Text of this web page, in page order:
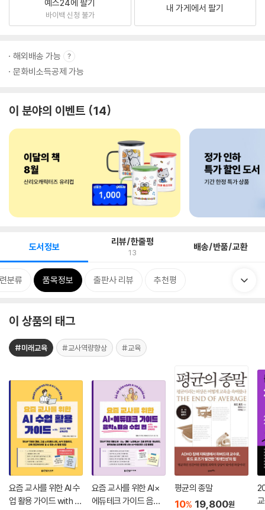
예스24에 팔기
바이백 신청 불가
내 가게에서 팔기
해외배송 가능
문화비소득공제 가능
이 분야의 이벤트 14
도서정보 리뷰/한줄평
13 배송/반품/교환
분류 품목정보 출판사 리뷰 추천평
이 상품의 태그
#미래교육 #교사역량향상 #교육
요즘 교사를 위한 AI 수
업 활용 가이드 with 2
요즘 교사를 위한 AI×
에듀테크 가이드 음악
평균의 종말
10% 19,800원